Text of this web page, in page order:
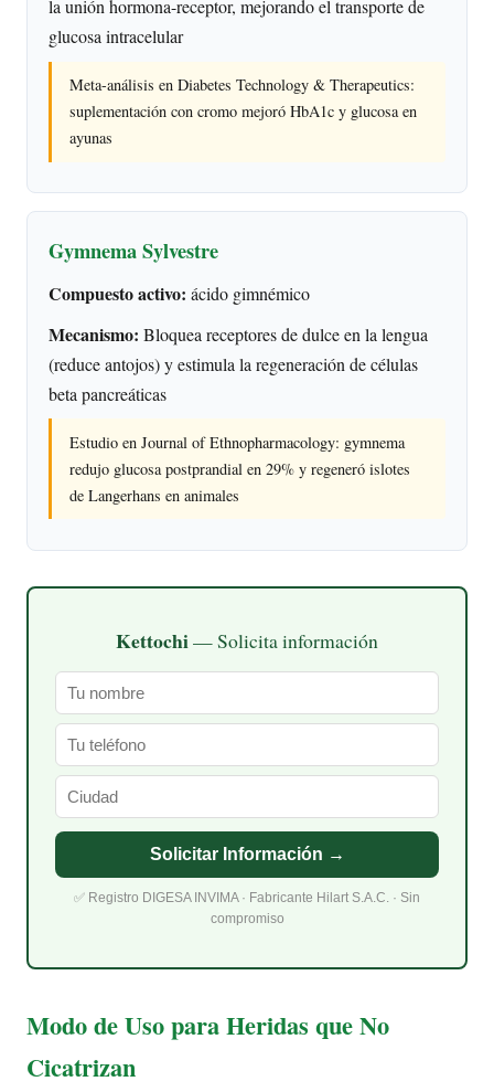
la unión hormona-receptor, mejorando el transporte de
glucosa intracelular
Meta-análisis en Diabetes Technology & Therapeutics:
suplementación con cromo mejoró HbA1c y glucosa en
ayunas
Gymnema Sylvestre
Compuesto activo: ácido gimnémico
Mecanismo: Bloquea receptores de dulce en la lengua
(reduce antojos) y estimula la regeneración de células
beta pancreáticas
Estudio en Journal of Ethnopharmacology: gymnema
redujo glucosa postprandial en 29% y regeneró islotes
de Langerhans en animales
Kettochi— Solicita información
Solicitar Información →
✅ Registro DIGESA INVIMA · Fabricante Hilart S.A.C. · Sin
compromiso
Modo de Uso para Heridas que No
Cicatrizan